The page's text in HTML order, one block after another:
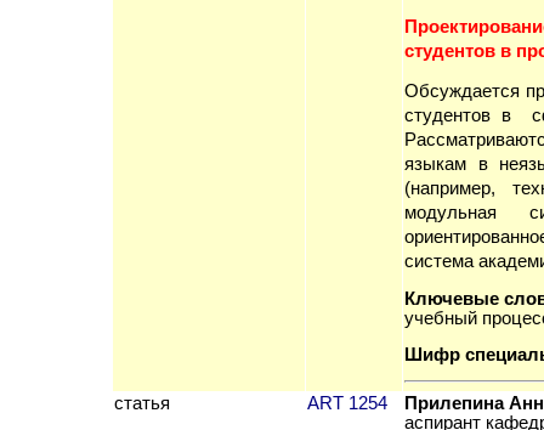
студентов в
Обсуждается п
студентов в
языкам в
(например,
модульная
система
Ключевые
учебный
Шифр
статья ART 1254
Прилепина
аспирант